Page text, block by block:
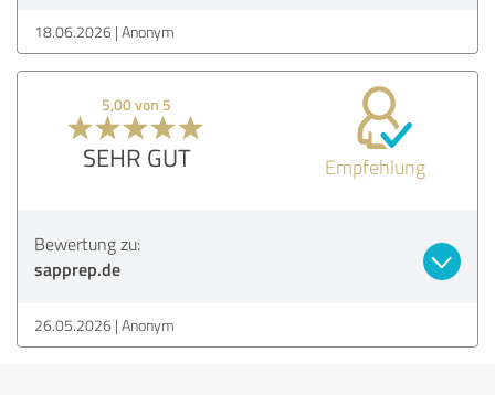
18.06.2026 Anonym
5,00 von 5
SEHR GUT Empfehlung
Bewertung zu:
sapprep.de
26.05.2026 Anonym